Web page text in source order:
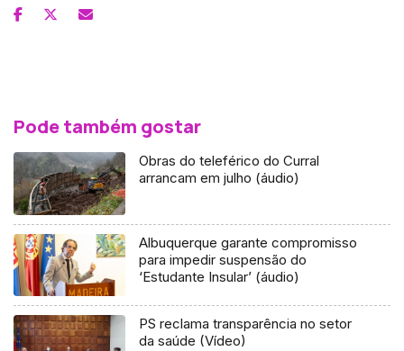
Pode também gostar
Obras do teleférico do Curral
arrancam em julho (áudio)
Albuquerque garante compromisso
para impedir suspensão do
‘Estudante Insular’ (áudio)
PS reclama transparência no setor
da saúde (Vídeo)